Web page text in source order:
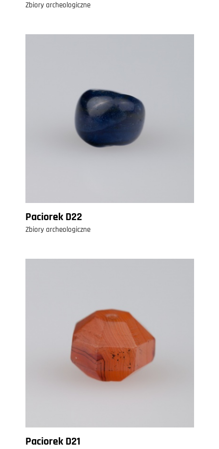
Zbiory archeologiczne
Paciorek D22
Zbiory archeologiczne
Paciorek D21